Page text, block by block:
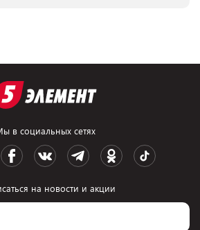
в социальных сетях
на новости и акции